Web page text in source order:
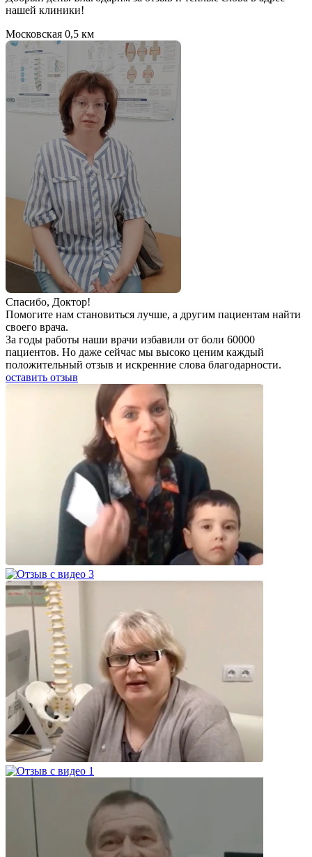
нашей клиники!
Московская 0,5 км
Спаcибо, Доктор!
Помогите нам становиться лучше, а другим пациентам найти
своего врача.
За годы работы наши врачи избавили от боли 60000
пациентов. Но даже сейчас мы высоко ценим каждый
положительный отзыв и искренние слова благодарности.
оставить отзыв